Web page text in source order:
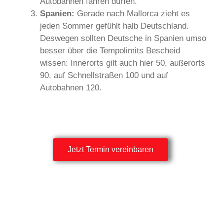
Spanien: Gerade nach Mallorca zieht es
jeden Sommer gefühlt halb Deutschland.
Deswegen sollten Deutsche in Spanien umso
besser über die Tempolimits Bescheid
wissen: Innerorts gilt auch hier 50, außerorts
90, auf Schnellstraßen 100 und auf
Autobahnen 120.
Jetzt Termin vereinbaren